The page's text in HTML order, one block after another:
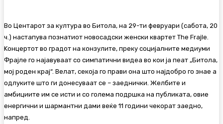
Во Центарот за култура во Битола, на 29-ти февруари (сабота, 20
ч.) настапува познатиот новосадски женски квартет The Frajle.
Kонцертот во градот на конзулите, преку социјалните медиуми
Фрајле го најавуваат со симпатични видеа во кои ја пеат „Битола,
мој роден крај“. Велат, секоја го прави она што најдобро го знае а
одлуките што ги донесуваат се – заеднички. Желбите и
амбициите им се исти и со голема подршка на публиката, овие
енергични и шармантни дами веќе 11 години чекорат заедно,
напред.